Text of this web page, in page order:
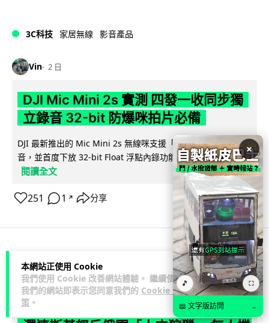
本網站正使用 Cookie
我們使用 Cookie 改善網站體驗。 繼續使用
我們的網站即表示您同意我們的 Cookie 政
策 。
3C科技 家居無線 影音產品
Vin 2 日
DJI Mic Mini 2s 實測 四發一收同步獨
立錄音 32-bit 防爆咪拍片必備
DJI 最新推出的 Mic Mini 2s 無線咪支援「四發一收」分軌錄
音，並首度下放 32-bit Float 浮點內錄功能。本文經實測其...
閱讀全文
251 1 ↗ 分享
科技娛樂 生活娛樂
Lawton 2 日
×
🎵 ⛶
📖 文字版訪問 →